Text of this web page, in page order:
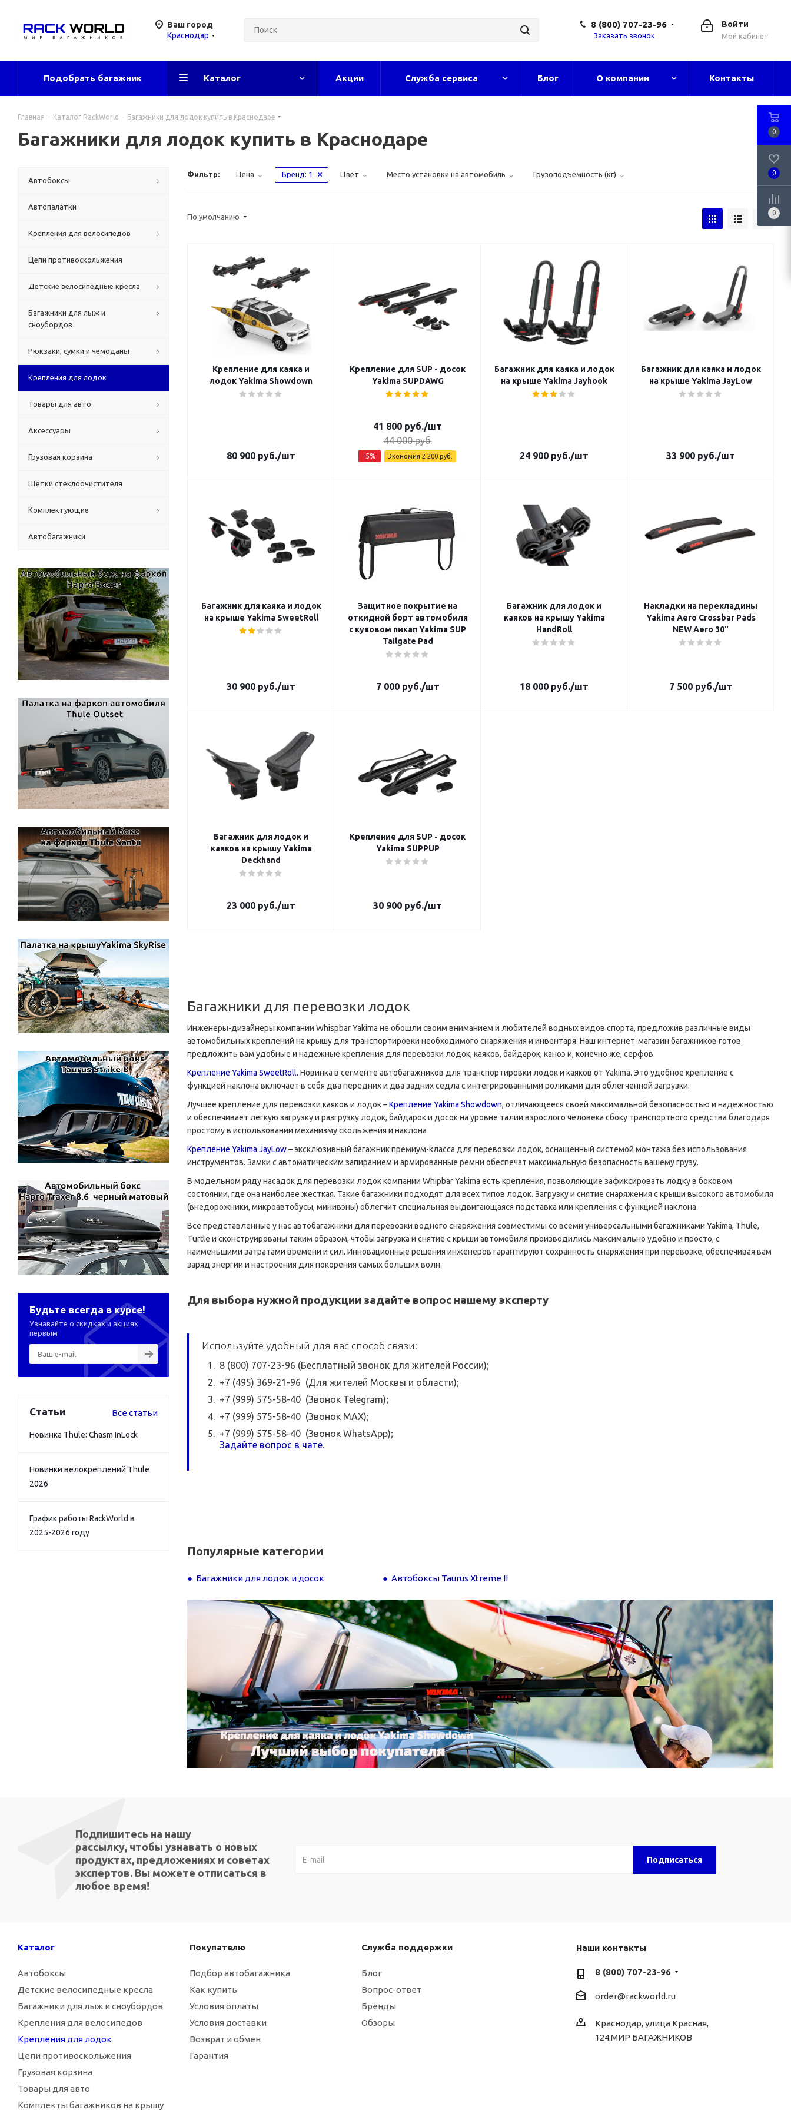
Ваш город
Краснодар
Войти
Мой кабинет
8 (800) 707-23-96
Заказать звонок
Подобрать багажник Каталог Акции Служба сервиса Блог О компании Контакты
Главная - Каталог RackWorld - Багажники для лодок купить в Краснодаре
Багажники для лодок купить в Краснодаре
Фильтр: Цена Бренд: 1 Цвет Место установки на автомобиль Грузоподъемность (кг)
По умолчанию
Крепление для каяка и
лодок Yakima Showdown
80 900 руб./шт
Крепление для SUP - досок
Yakima SUPDAWG
41 800 руб./шт
44 000руб.
-5% Экономия 2 200 руб.
Багажник для каяка и лодок
на крыше Yakima Jayhook
24 900 руб./шт
Багажник для каяка и лодок
на крыше Yakima JayLow
33 900 руб./шт
Багажник для каяка и лодок
на крыше Yakima SweetRoll
30 900 руб./шт
Защитное покрытие на
откидной борт автомобиля
с кузовом пикап Yakima SUP
Tailgate Pad
7 000руб./шт
Багажник для лодок и
каяков на крышу Yakima
HandRoll
18 000 руб./шт
Накладки на перекладины
Yakima Aero Crossbar Pads
NEW Aero 30"
7 500руб./шт
Багажник для лодок и
каяков на крышу Yakima
Deckhand
23 000 руб./шт
Крепление для SUP - досок
Yakima SUPPUP
30 900 руб./шт
Багажники для перевозки лодок
Инженеры-дизайнеры компании Whispbar Yakima не обошли своим вниманием и любителей водных видов спорта, предложив различные виды
автомобильных креплений на крышу для транспортировки необходимого снаряжения и инвентаря. Наш интернет-магазин багажников готов
предложить вам удобные и надежные крепления для перевозки лодок, каяков, байдарок, каноэ и, конечно же, серфов.
Крепление Yakima SweetRoll. Новинка в сегменте автобагажников для транспортировки лодок и каяков от Yakima. Это удобное крепление с
функцией наклона включает в себя два передних и два задних седла с интегрированными роликами для облегченной загрузки.
Лучшее крепление для перевозки каяков и лодок –Крепление Yakima Showdown, отличающееся своей максимальной безопасностью и надежностью
и обеспечивает легкую загрузку и разгрузку лодок, байдарок и досок на уровне талии взрослого человека сбоку транспортного средства благодаря
простому в использовании механизму скольжения и наклона
Крепление Yakima JayLow– эксклюзивный багажник премиум-класса для перевозки лодок, оснащенный системой монтажа без использования
инструментов. Замки с автоматическим запиранием и армированные ремни обеспечат максимальную безопасность вашему грузу.
В модельном ряду насадок для перевозки лодок компании Whipbar Yakima есть крепления, позволяющие зафиксировать лодку в боковом
состоянии, где она наиболее жесткая. Такие багажники подходят для всех типов лодок. Загрузку и снятие снаряжения с крыши высокого автомобиля
(внедорожники, микроавтобусы, минивэны) облегчит специальная выдвигающаяся подставка или крепления с функцией наклона.
Все представленные у нас автобагажники для перевозки водного снаряжения совместимы со всеми универсальными багажниками Yakima, Thule,
Turtle и сконструированы таким образом, чтобы загрузка и снятие с крыши автомобиля производились максимально удобно и просто, с
наименьшими затратами времени и сил. Инновационные решения инженеров гарантируют сохранность снаряжения при перевозке, обеспечивая вам
заряд энергии и настроения для покорения самых больших волн.
Для выбора нужной продукции задайте вопрос нашему эксперту
Используйте удобный для вас способ связи:
8 (800) 707-23-96 (Бесплатный звонок для жителей России);
+7 (495) 369-21-96 (Для жителей Москвы и области);
+7 (999) 575-58-40 (Звонок Telegram);
+7 (999) 575-58-40 (Звонок MAX);
+7 (999) 575-58-40 (Звонок WhatsApp);
Задайте вопрос в чате.
Популярные категории
Багажники для лодок и досок Автобоксы Taurus Xtreme II
Автобоксы
Автопалатки
Крепления для велосипедов
Цепи противоскольжения
Детские велосипедные кресла
Багажники для лыж и
сноубордов
Рюкзаки, сумки и чемоданы
Крепления для лодок
Товары для авто
Аксессуары
Грузовая корзина
Щетки стеклоочистителя
Комплектующие
Автобагажники
Будьте всегда в курсе!
Узнавайте о скидках и акциях
первым
Статьи Все статьи
Новинка Thule: Chasm InLock
Новинки велокреплений Thule
2026
График работы RackWorld в
2025-2026 году
Подпишитесь на нашу
рассылку, чтобы узнавать о новых
продуктах, предложениях и советах
экспертов. Вы можете отписаться в
любое время!
Каталог
Автобоксы
Детские велосипедные кресла
Багажники для лыж и сноубордов
Крепления для велосипедов
Крепления для лодок
Цепи противоскольжения
Грузовая корзина
Товары для авто
Комплекты багажников на крышу
Покупателю
Подбор автобагажника
Как купить
Условия оплаты
Условия доставки
Возврат и обмен
Гарантия
Служба поддержки
Блог
Вопрос-ответ
Бренды
Обзоры
Наши контакты
8 (800) 707-23-96
order@rackworld.ru
Краснодар, улица Красная,
124.МИР БАГАЖНИКОВ
0
0
0